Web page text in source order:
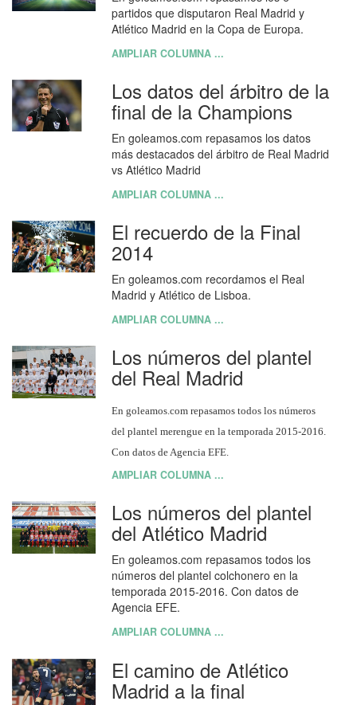
partidos que disputaron Real Madrid y
Atlético Madrid en la Copa de Europa.
AMPLIAR COLUMNA ...
Los datos del árbitro de la
final de la Champions
En goleamos.com repasamos los datos
más destacados del árbitro de Real Madrid
vs Atlético Madrid
AMPLIAR COLUMNA ...
El recuerdo de la Final
2014
En goleamos.com recordamos el Real
Madrid y Atlético de Lisboa.
AMPLIAR COLUMNA ...
Los números del plantel
del Real Madrid
En goleamos.com repasamos todos los números
del plantel merengue en la temporada 2015-2016.
Con datos de Agencia EFE.
AMPLIAR COLUMNA ...
Los números del plantel
del Atlético Madrid
En goleamos.com repasamos todos los
números del plantel colchonero en la
temporada 2015-2016. Con datos de
Agencia EFE.
AMPLIAR COLUMNA ...
El camino de Atlético
Madrid a la final